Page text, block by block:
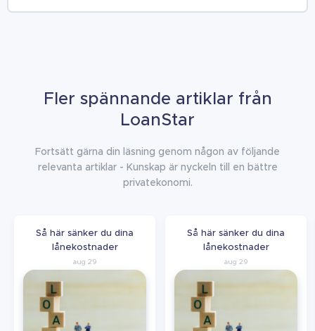
Fler spännande artiklar från
LoanStar
Fortsätt gärna din läsning genom någon av följande
relevanta artiklar - Kunskap är nyckeln till en bättre
privatekonomi.
Så här sänker du dina
lånekostnader
aug 29
Så här sänker du dina
lånekostnader
aug 29